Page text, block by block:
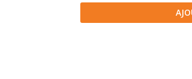
Haricots
blancs